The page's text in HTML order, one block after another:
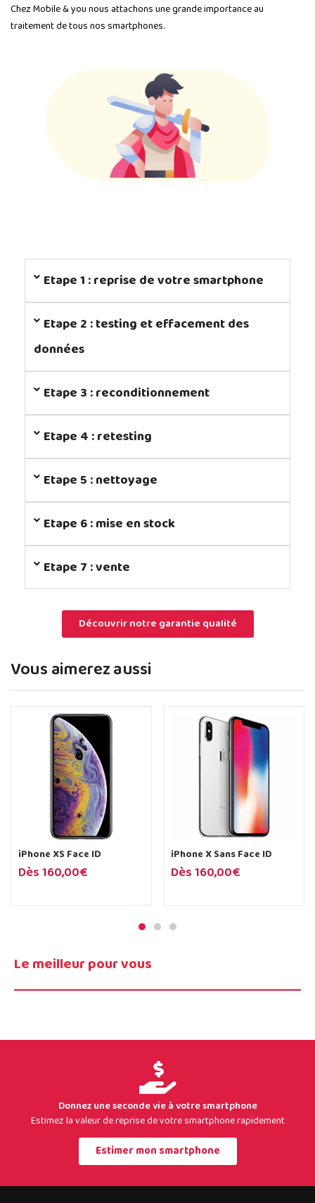
Chez Mobile & you nous attachons une grande importance au
traitement de tous nos smartphones.
Etape 1 : reprise de votre smartphone
Etape 2 : testing et effacement des
données
Etape 3 : reconditionnement
Etape 4 : retesting
Etape 5 : nettoyage
Etape 6 : mise en stock
Etape 7 : vente
Découvrir notre garantie qualité
Vous aimerez aussi
iPhone XS Face ID
Dès160,00€
iPhone X Sans Face ID
Dès160,00€
Le meilleur pour vous
Donnez une seconde vie à votre smartphone
Estimez la valeur de reprise de votre smartphone rapidement
Estimer mon smartphone